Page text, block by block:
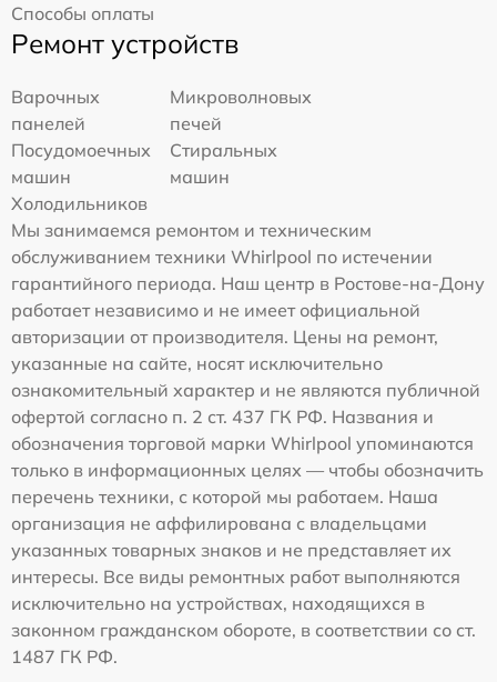
Способы оплаты
Ремонт устройств
Варочных
панелей
Микроволновых
печей
Посудомоечных
машин
Стиральных
машин
Холодильников
Мы занимаемся ремонтом и техническим
обслуживанием техники Whirlpool по истечении
гарантийного периода. Наш центр в Ростове-на-Дону
работает независимо и не имеет официальной
авторизации от производителя. Цены на ремонт,
указанные на сайте, носят исключительно
ознакомительный характер и не являются публичной
офертой согласно п. 2 ст. 437 ГК РФ. Названия и
обозначения торговой марки Whirlpool упоминаются
только в информационных целях — чтобы обозначить
перечень техники, с которой мы работаем. Наша
организация не аффилирована с владельцами
указанных товарных знаков и не представляет их
интересы. Все виды ремонтных работ выполняются
исключительно на устройствах, находящихся в
законном гражданском обороте, в соответствии со ст.
1487 ГК РФ.